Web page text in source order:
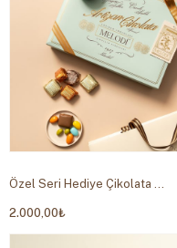
Özel Seri Hediye Çikolata Mint 950g
2.000,00₺